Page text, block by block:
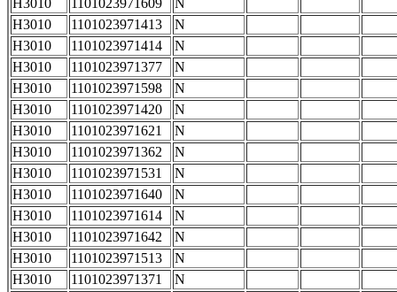
H3010
1101023971609
N
H3010
1101023971413
N
H3010
1101023971414
N
H3010
1101023971377
N
H3010
1101023971598
N
H3010
1101023971420
N
H3010
1101023971621
N
H3010
1101023971362
N
H3010
1101023971531
N
H3010
1101023971640
N
H3010
1101023971614
N
H3010
1101023971642
N
H3010
1101023971513
N
H3010
1101023971371
N